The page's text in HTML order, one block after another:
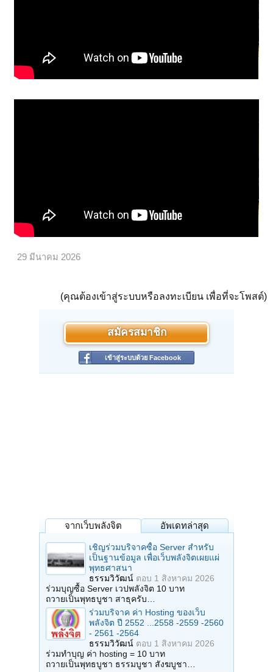
29 มีนาคม 2026
(คุณต้องเข้าสู่ระบบหรือลงทะเบียน เพื่อที่จะโพสต์)
สมัครสมาชิก
เข้าสู่ระบบด้วย Facebook
จากเว็บพลังจิต อัพเดทล่าสุด
เชิญร่วมบริจาคซื้อ Server สำหรับ
เป็นฐานข้อมูล เพื่อเว็บพลังจิตเผยแผ่
พุทธศาสนา
ธรรมวิวัฒน์ ตอบ 1 สิงหาคม 2026
ร่วมบุญซื้อ Server เวปพลังจิต 10 บาท
ถวายเป็นพุทธบูชา สาธุครับ…
ร่วมบริจาค ค่า Hosting ของเว็บ
พลังจิต ปี 2552 ...2558 -2559 -2560
- 2561 -2564
ธรรมวิวัฒน์ ตอบ 1 สิงหาคม 2026
ร่วมทำบุญ ค่า hosting = 10 บาท
ถวายเป็นพุทธบูชา ธรรมบูชา สังฆบูชา…